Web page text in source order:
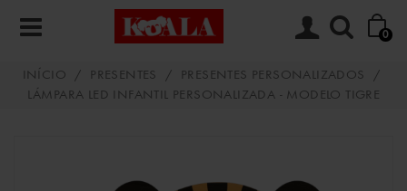
0
INÍCIO / PRESENTES / PRESENTES PERSONALIZADOS
/
LÁMPARA LED INFANTIL PERSONALIZADA - MODELO TIGRE